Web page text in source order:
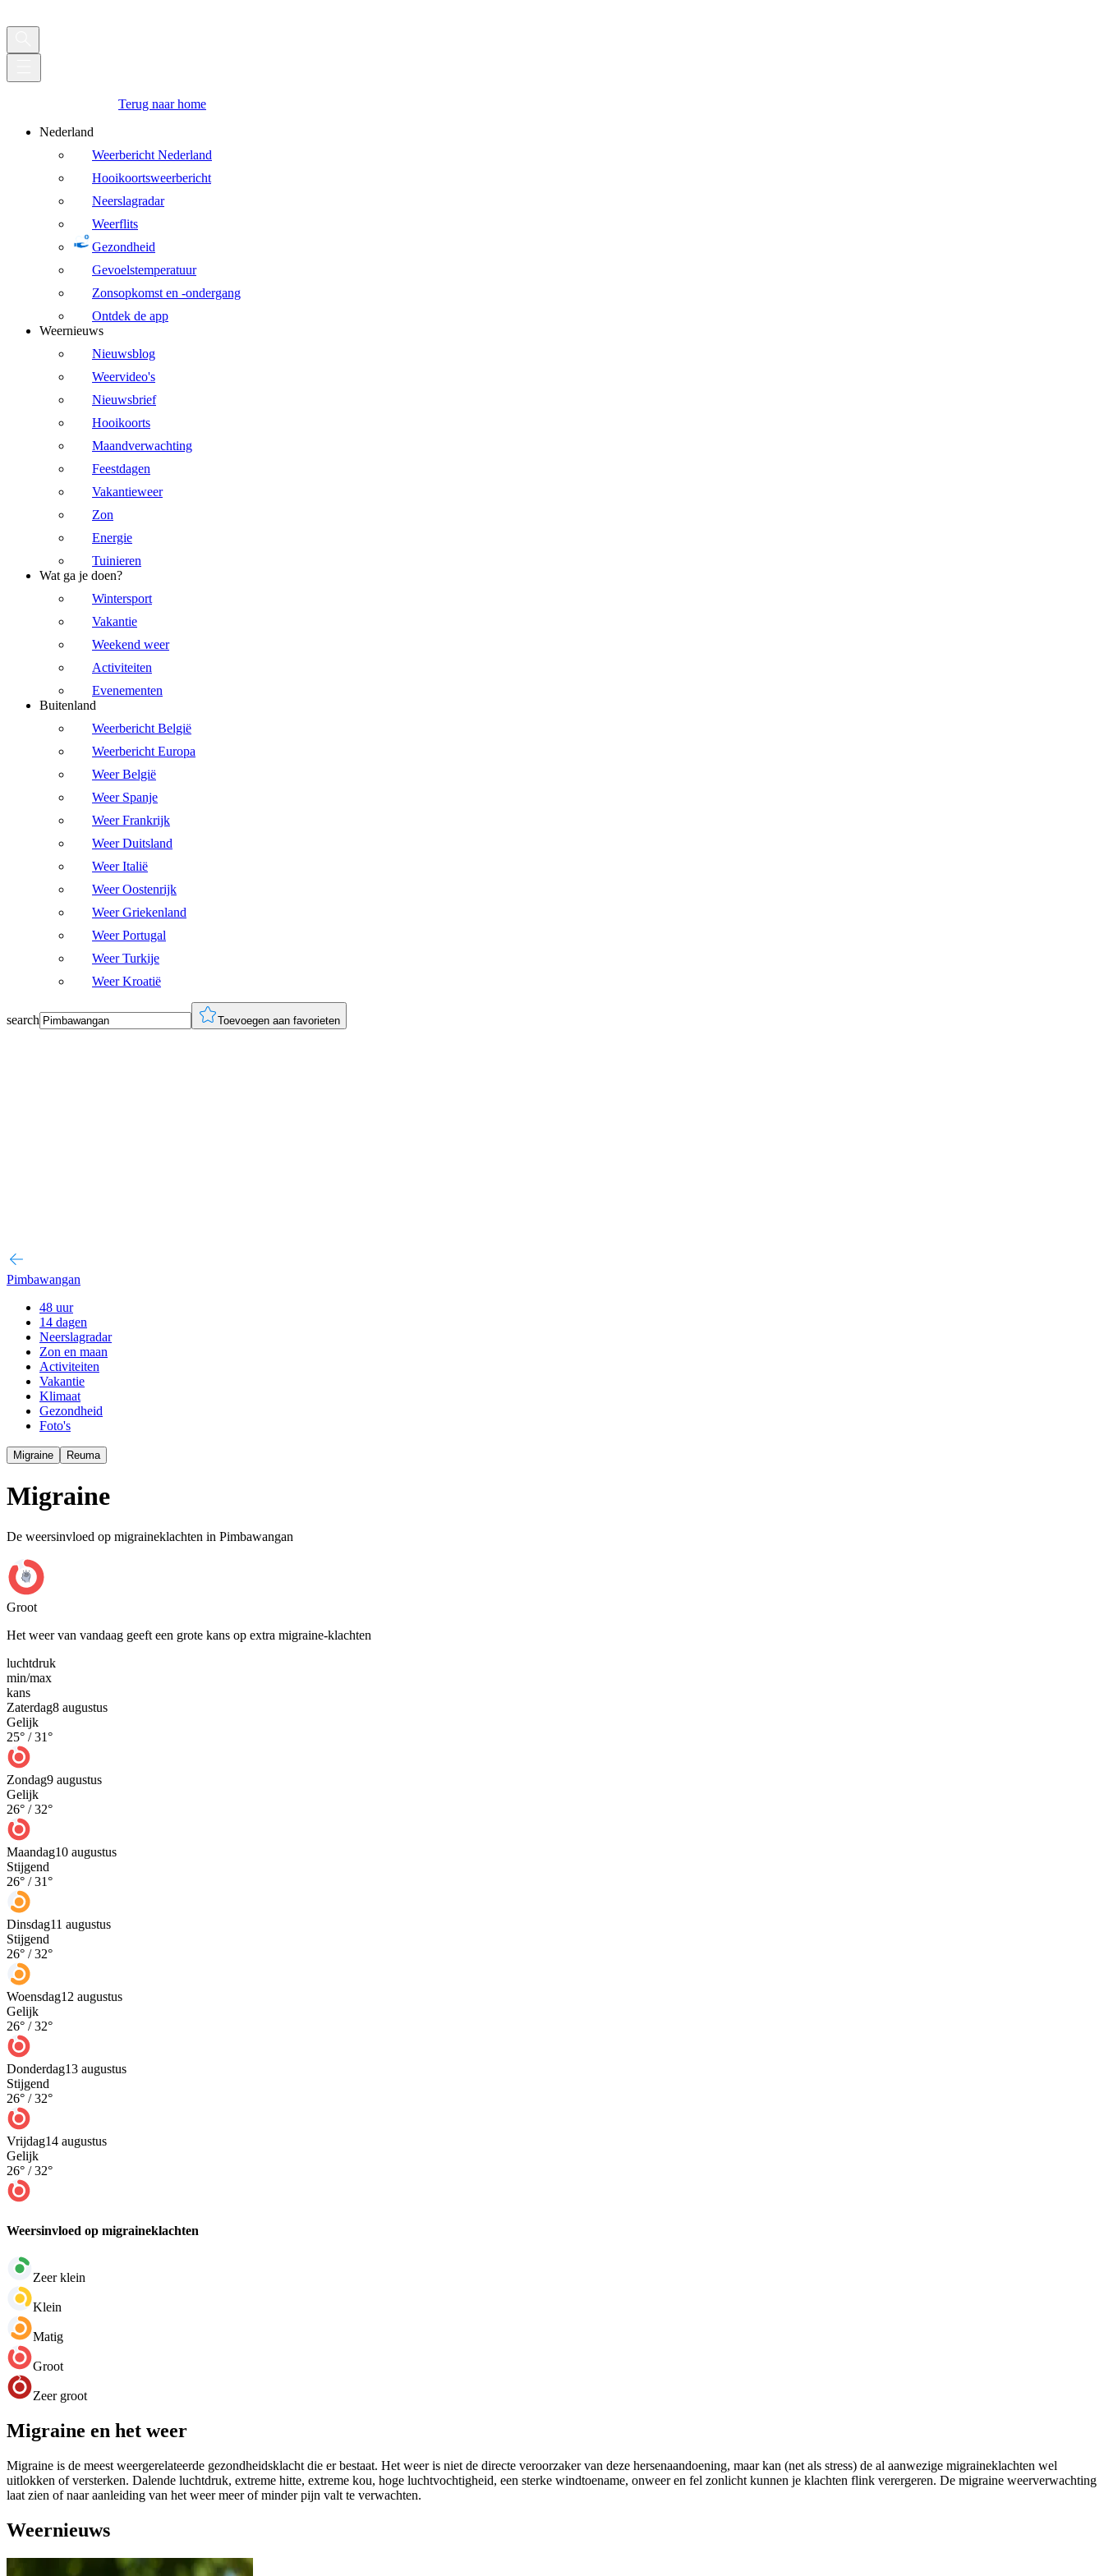
Terug naar home
Nederland
Weerbericht Nederland
Hooikoortsweerbericht
Neerslagradar
Weerflits
Gezondheid
Gevoelstemperatuur
Zonsopkomst en -ondergang
Ontdek de app
Weernieuws
Nieuwsblog
Weervideo's
Nieuwsbrief
Hooikoorts
Maandverwachting
Feestdagen
Vakantieweer
Zon
Energie
Tuinieren
Wat ga je doen?
Wintersport
Vakantie
Weekend weer
Activiteiten
Evenementen
Buitenland
Weerbericht België
Weerbericht Europa
Weer België
Weer Spanje
Weer Frankrijk
Weer Duitsland
Weer Italië
Weer Oostenrijk
Weer Griekenland
Weer Portugal
Weer Turkije
Weer Kroatië
search Toevoegen aan favorieten
Pimbawangan
48 uur
14 dagen
Neerslagradar
Zon en maan
Activiteiten
Vakantie
Klimaat
Gezondheid
Foto's
Migraine Reuma
Migraine
De weersinvloed op migraineklachten in Pimbawangan
Groot
Het weer van vandaag geeft een grote kans op extra migraine-klachten
luchtdruk
min/max
kans
Zaterdag8 augustus
Gelijk
25° /31°
Zondag9 augustus
Gelijk
26° /32°
Maandag10 augustus
Stijgend
26° /31°
Dinsdag11 augustus
Stijgend
26° /32°
Woensdag12 augustus
Gelijk
26° /32°
Donderdag13 augustus
Stijgend
26° /32°
Vrijdag14 augustus
Gelijk
26° /32°
Weersinvloed op migraineklachten
Zeer klein
Klein
Matig
Groot
Zeer groot
Migraine en het weer
Migraine is de meest weergerelateerde gezondheidsklacht die er bestaat. Het weer is niet de directe veroorzaker van deze hersenaandoening, maar kan (net als stress) de al aanwezige migraineklachten wel
uitlokken of versterken. Dalende luchtdruk, extreme hitte, extreme kou, hoge luchtvochtigheid, een sterke windtoename, onweer en fel zonlicht kunnen je klachten flink verergeren. De migraine weerverwachting
laat zien of naar aanleiding van het weer meer of minder pijn valt te verwachten.
Weernieuws